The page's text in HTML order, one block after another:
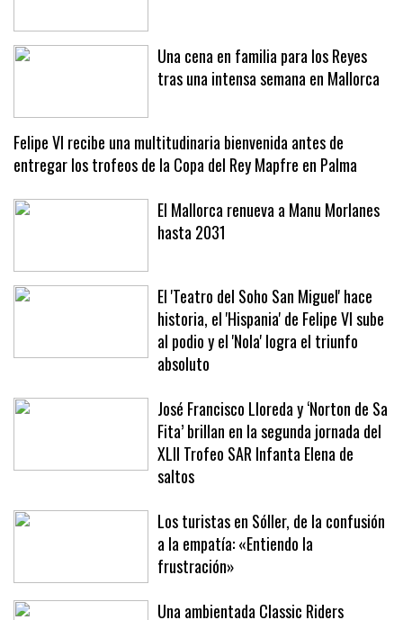
Una cena en familia para los Reyes
Felipe VI recibe una multitudinaria bienvenida antes de
entregar los trofeos de la Copa del Rey Mapfre en Palma
El Mallorca renueva a Manu Morlanes
El 'Teatro del Soho San Miguel' hace
historia, el 'Hispania' de Felipe VI sube
al podio y el 'Nola' logra el triunfo
absoluto
José Francisco Lloreda y ‘Norton de Sa
Fita’ brillan en la segunda jornada del
XLII Trofeo SAR Infanta Elena de
saltos
Los turistas en Sóller, de la confusión
a la empatía: «Entiendo la
frustración»